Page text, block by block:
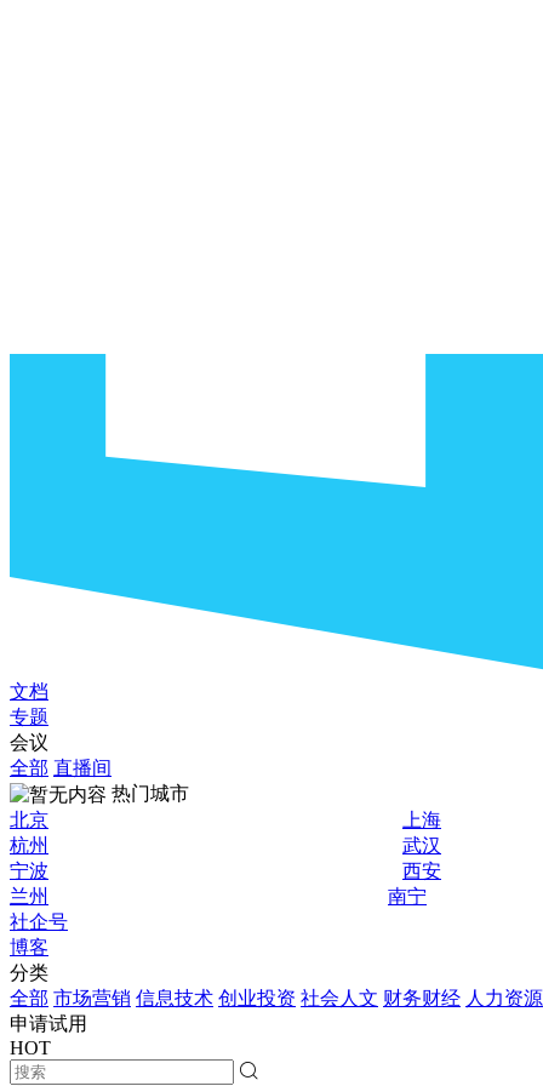
文档
专题
会议
全部 直播间
热门城市
北京
上海
杭州
武汉
宁波
西安
兰州
南宁
社企号
博客
分类
全部 市场营销 信息技术 创业投资 社会人文 财务财经 人力资源
申请试用
HOT